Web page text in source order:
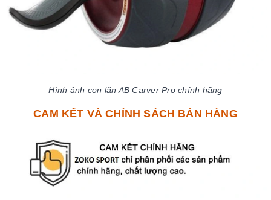
Hình ảnh con lăn AB Carver Pro chính hãng
CAM KẾT VÀ CHÍNH SÁCH BÁN HÀNG